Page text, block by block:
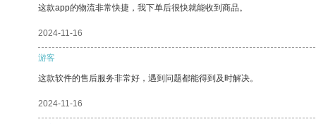
这款app的物流非常快捷，我下单后很快就能收到商品。
2024-11-16
游客
这款软件的售后服务非常好，遇到问题都能得到及时解决。
2024-11-16